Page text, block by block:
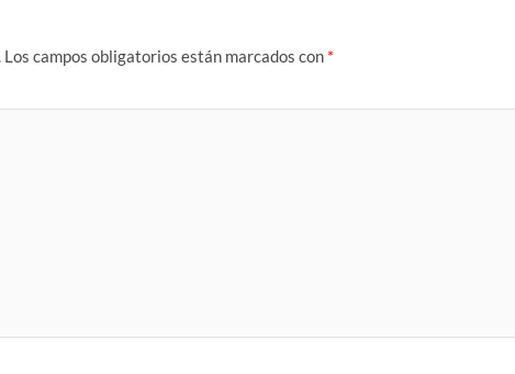
Los campos obligatorios están marcados con *